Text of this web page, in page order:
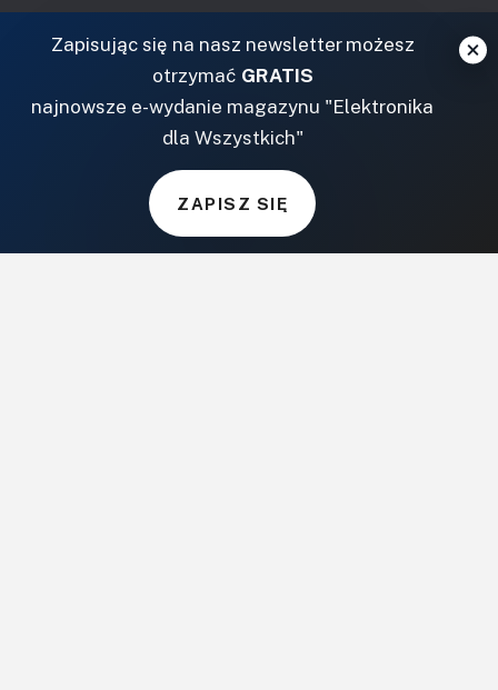
Informator Budownictwa
MUZYKA I DŹWIĘK
Zapisując się na nasz newsletter możesz
otrzymać GRATIS
najnowsze e-wydanie magazynu "Elektronika
dla Wszystkich"
ZAPISZ SIĘ